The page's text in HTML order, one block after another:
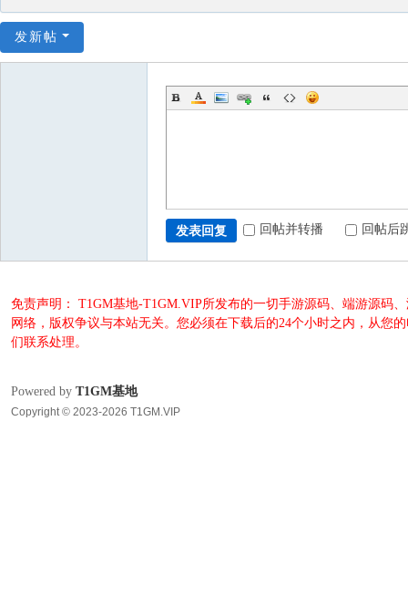
发新帖
发表回复 回帖并转播 回帖后
免责声明： T1GM基地-T1GM.VIP所发布的一切手游源码、端游源码
网络，版权争议与本站无关。您必须在下载后的24个小时之内，从您
们联系处理。
Powered by T1GM基地
Copyright © 2023-2026 T1GM.VIP